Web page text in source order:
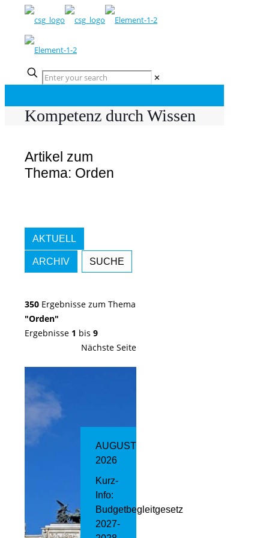
✕
Kompetenz durch Wissen
Artikel zum
Thema: Orden
AKTUELL
ARCHIV SUCHE
350 Ergebnisse zum Thema
"Orden"
Ergebnisse 1 bis 9
Nächste Seite
AUGUST
2026
Kurz-
Info:
Budgetbegleitgesetz
2027-